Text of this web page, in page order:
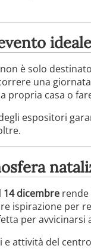
è solo
una
propria casa o
espositori
14 dicembre rende
ispirazione per
per avvicinarsi
e attività del